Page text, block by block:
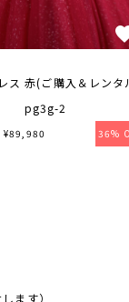
ス 赤(ご購入＆レンタ
pg3g-2
¥89,980 36%
ます）